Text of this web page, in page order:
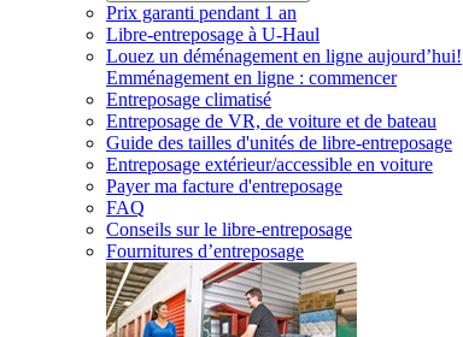
Prix garanti pendant 1 an
Libre-entreposage à U-Haul
Louez un déménagement en ligne aujourd’hui!
Emménagement en ligne : commencer
Entreposage climatisé
Entreposage de VR, de voiture et de bateau
Guide des tailles d'unités de libre-entreposage
Entreposage extérieur/accessible en voiture
Payer ma facture d'entreposage
FAQ
Conseils sur le libre-entreposage
Fournitures d’entreposage